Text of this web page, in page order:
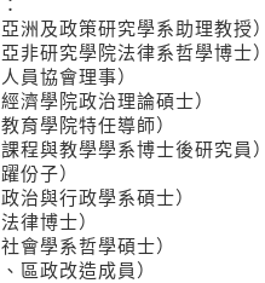
洲及政策研究學系助理教授）
非研究學院法律系哲學博士）
員協會理事）
濟學院政治理論碩士）
育學院特任導師）
程與教學學系博士後研究員）
份子）
治與行政學系碩士）
律博士）
會學系哲學碩士）
區政改造成員）